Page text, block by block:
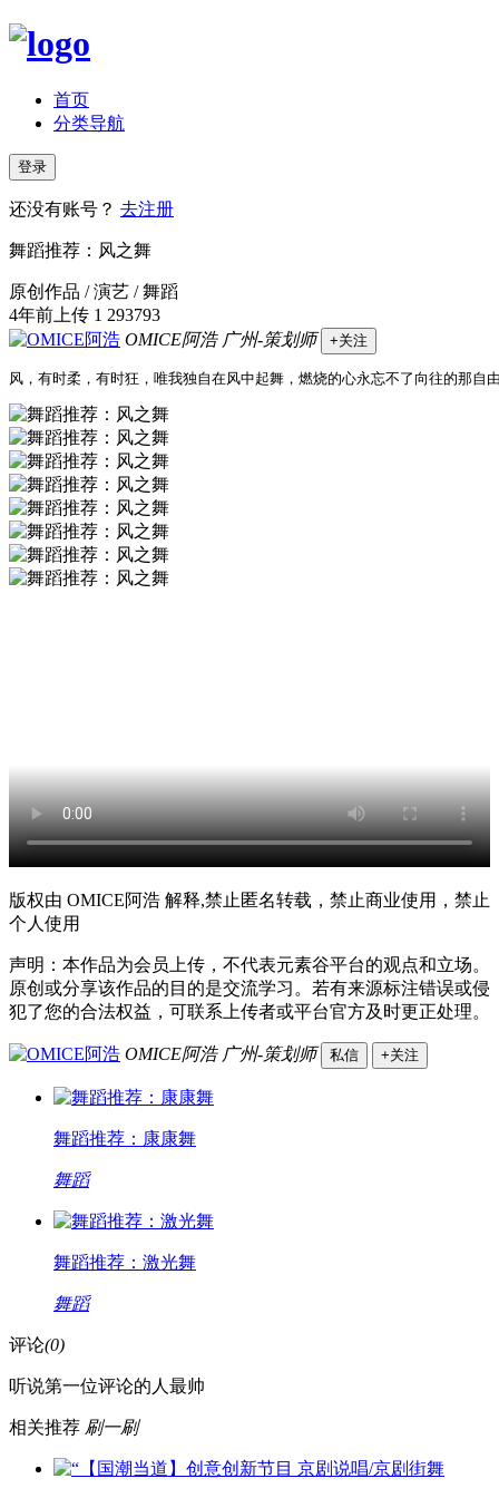
首页
分类导航
登录
还没有账号？ 去注册
舞蹈推荐：风之舞
原创作品 / 演艺 / 舞蹈
4年前上传 1 293793
OMICE阿浩 广州-策划师 +关注
风，有时柔，有时狂，唯我独自在风中起舞，燃烧的心永忘不了向往的那自
版权由 OMICE阿浩 解释,禁止匿名转载，禁止商业使用，禁止
个人使用
声明：本作品为会员上传，不代表元素谷平台的观点和立场。
原创或分享该作品的目的是交流学习。若有来源标注错误或侵
犯了您的合法权益，可联系上传者或平台官方及时更正处理。
OMICE阿浩 广州-策划师 私信 +关注
舞蹈推荐：康康舞
舞蹈
舞蹈推荐：激光舞
舞蹈
评论(0)
听说第一位评论的人最帅
相关推荐 刷一刷